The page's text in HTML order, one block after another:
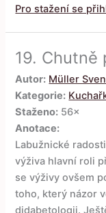
Pro stažení se
19. Chutně
Autor: Müller
Kategorie:
Staženo: 56×
Anotace:
Labužnické
výživa hlavní roli
se výživy ovšem
toho, který názor
didabetologii.